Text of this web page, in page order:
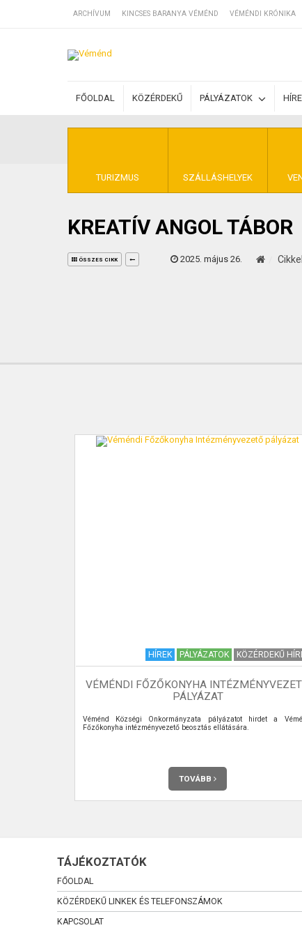
ARCHÍVUM KINCSES BARANYA VÉMÉND VÉMÉNDI KRÓNIKA
FŐOLDAL KÖZÉRDEKŰ PÁLYÁZATOK
TURIZMUS SZÁLLÁSHELYEK
SZÁLLÁSOK
BEJEGYZÉSEK
ÁLTALÁNOS
KINCSES
KREATÍV ANGOL TÁBOR
ÖSSZES CIKK 2025. május 26.
HÍREK PÁLYÁZATOK KÖZÉRDEKŰ
VÉMÉNDI FŐZŐKONYHA
PÁLYÁZAT
Véménd Községi Önkormányzata pályázatot hirdet a
Főzőkonyha intézményvezető beosztás ellátására.
TOVÁBB
TÁJÉKOZTATÓK
FŐOLDAL
KÖZÉRDEKŰ LINKEK ÉS TELEFONSZÁMOK
KAPCSOLAT